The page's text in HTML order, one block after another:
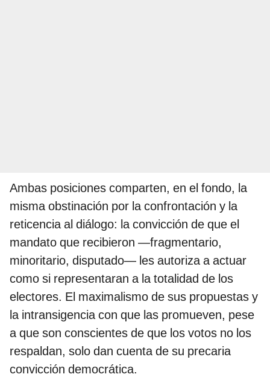
Ambas posiciones comparten, en el fondo, la
misma obstinación por la confrontación y la
reticencia al diálogo: la convicción de que el
mandato que recibieron —fragmentario,
minoritario, disputado— les autoriza a actuar
como si representaran a la totalidad de los
electores. El maximalismo de sus propuestas y
la intransigencia con que las promueven, pese
a que son conscientes de que los votos no los
respaldan, solo dan cuenta de su precaria
convicción democrática.